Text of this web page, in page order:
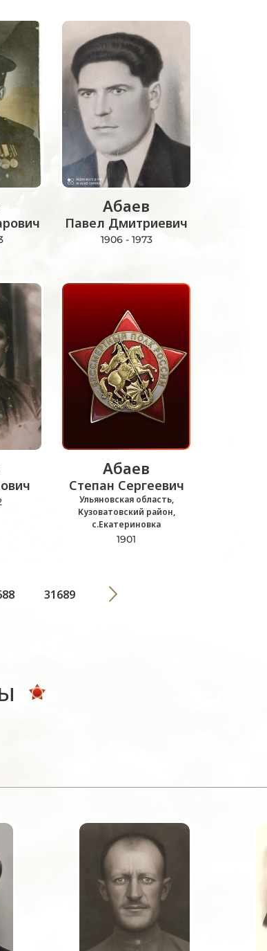
Абаев
Павел Дмитриевич
1906 - 1973
Абаев
Степан Сергеевич
Ульяновская область,
Кузоватовский район,
с.Екатериновка
1901
31689